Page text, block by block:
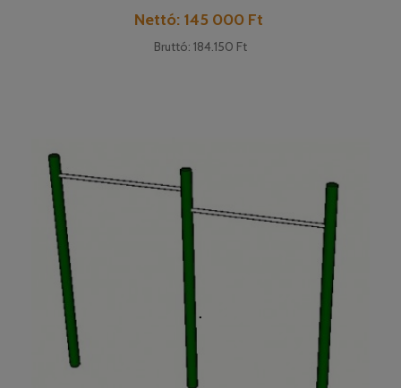
Pret
Nettó: 145 000 Ft
Bruttó: 184.150 Ft